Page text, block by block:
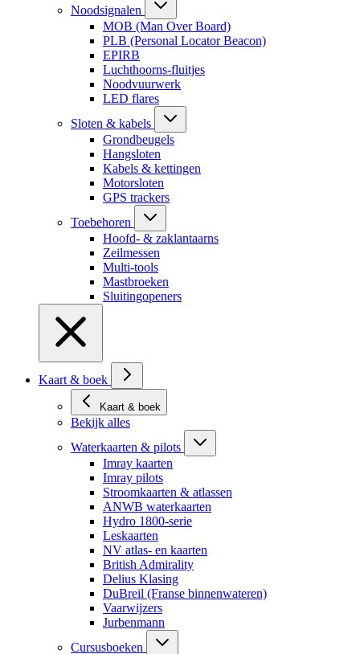
Noodsignalen
MOB (Man Over Board)
PLB (Personal Locator Beacon)
EPIRB
Luchthoorns-fluitjes
Noodvuurwerk
LED flares
Sloten & kabels
Grondbeugels
Hangsloten
Kabels & kettingen
Motorsloten
GPS trackers
Toebehoren
Hoofd- & zaklantaarns
Zeilmessen
Multi-tools
Mastbroeken
Sluitingopeners
Kaart & boek
Kaart & boek
Bekijk alles
Waterkaarten & pilots
Imray kaarten
Imray pilots
Stroomkaarten & atlassen
ANWB waterkaarten
Hydro 1800-serie
Leskaarten
NV atlas- en kaarten
British Admirality
Delius Klasing
DuBreil (Franse binnenwateren)
Vaarwijzers
Jurbenmann
Cursusboeken